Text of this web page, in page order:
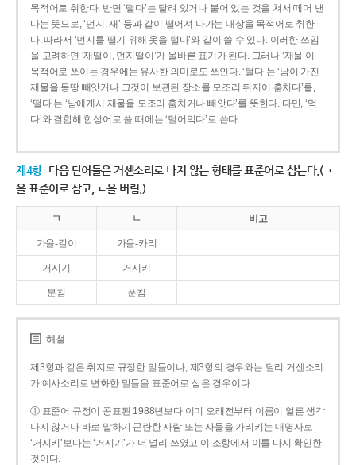
목적어로 취한다. 반면 ‘떨다’는 달려 있거나 붙어 있는 것을 쳐서 떼어 낸
다는 뜻으로, ‘먼지, 재’ 등과 같이 떨어져 나가는 대상을 목적어로 취한
다. 따라서 ‘먼지를 떨기 위해 옷을 털다’와 같이 쓸 수 있다. 이러한 쓰임
을 고려하면 ‘재떨이, 먼지떨이’가 올바른 표기가 된다. 그러나 ‘재물’이
목적어로 쓰이는 경우에는 유사한 의미로도 쓰인다. ‘털다’는 ‘남이 가진
재물을 몽땅 빼앗거나 그것이 보관된 장소를 모조리 뒤지어 훔치다’를,
‘떨다’는 ‘남에게서 재물을 모조리 훔치거나 빼앗다’를 뜻한다. 다만, ‘먹
다’와 결합해 합성어로 쓸 때에는 ‘털어먹다’로 쓴다.
제4항 다음 단어들은 거센소리로 나지 않는 형태를 표준어로 삼는다.(ㄱ
을 표준어로 삼고, ㄴ을 버림.)
ㄱ ㄴ 비고
가을-갈이 가을-카리
거시기 거시키
분침 푼침
해설
제3항과 같은 취지로 규정한 말들이나, 제3항의 경우와는 달리 거센소리
가 예사소리로 변화한 말들을 표준어로 삼은 경우이다.
① 표준어 규정이 공표된 1988년보다 이미 오래전부터 이름이 얼른 생각
나지 않거나 바로 말하기 곤란한 사람 또는 사물을 가리키는 대명사로
‘거시키’보다는 ‘거시기’가 더 널리 쓰였고 이 조항에서 이를 다시 확인한
것이다.